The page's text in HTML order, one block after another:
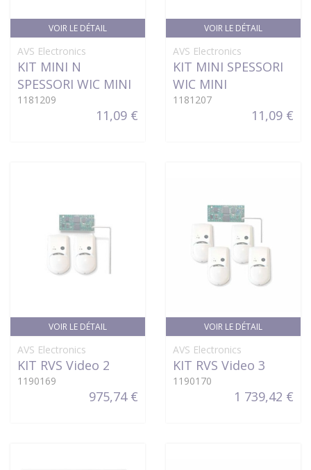
VOIR LE DÉTAIL
AVS Electronics
KIT MINI N
SPESSORI WIC MINI
1181209
11,09 €
VOIR LE DÉTAIL
AVS Electronics
KIT MINI SPESSORI
WIC MINI
1181207
11,09 €
VOIR LE DÉTAIL
AVS Electronics
KIT RVS Video 2
1190169
975,74 €
VOIR LE DÉTAIL
AVS Electronics
KIT RVS Video 3
1190170
1 739,42 €